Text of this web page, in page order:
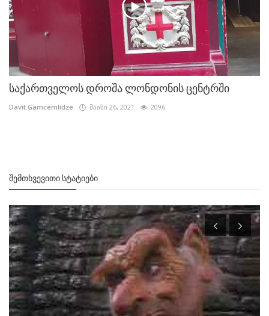
საქართველოს დროშა ლონდონის ცენტრში
Davit.Gamcemlidze მაისი 26, 2021 2096
ᲨᲔᲛᲗᲮᲕᲔᲕᲘᲗᲘ ᲡᲢᲐᲢᲘᲔᲑᲘ